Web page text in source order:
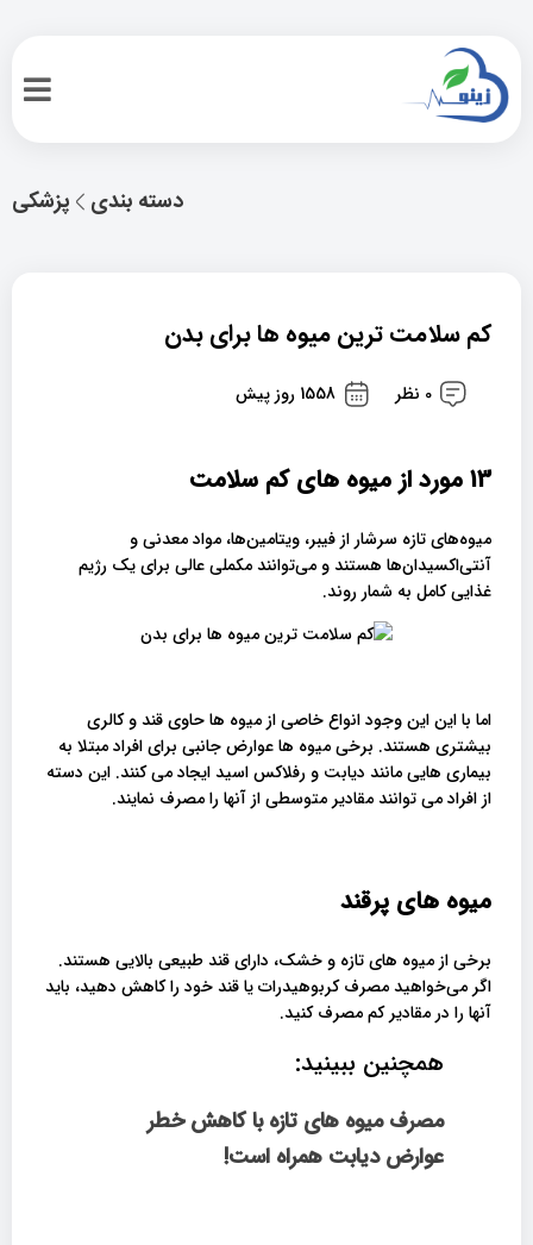
پزشکی دسته بندی
کم سلامت ترین میوه ها برای بدن
0 نظر 1558 روز پیش
13 مورد از میوه های کم سلامت
میوه‌های تازه سرشار از فیبر، ویتامین‌ها، مواد معدنی و
آنتی‌اکسیدان‌ها هستند و می‌توانند مکملی عالی برای یک رژیم
غذایی کامل به شمار روند.
اما با این این وجود انواع خاصی از میوه ها حاوی قند و کالری
بیشتری هستند. برخی میوه ها عوارض جانبی برای افراد مبتلا به
بیماری هایی مانند دیابت و رفلاکس اسید ایجاد می کنند. این دسته
از افراد می توانند مقادیر متوسطی از آنها را مصرف نمایند.
میوه های پرقند
برخی از میوه های تازه و خشک، دارای قند طبیعی بالایی هستند.
اگر می‌خواهید مصرف کربوهیدرات یا قند خود را کاهش دهید، باید
آنها را در مقادیر کم مصرف کنید.
همچنین ببینید:
مصرف میوه های تازه با کاهش خطر
عوارض دیابت همراه است!